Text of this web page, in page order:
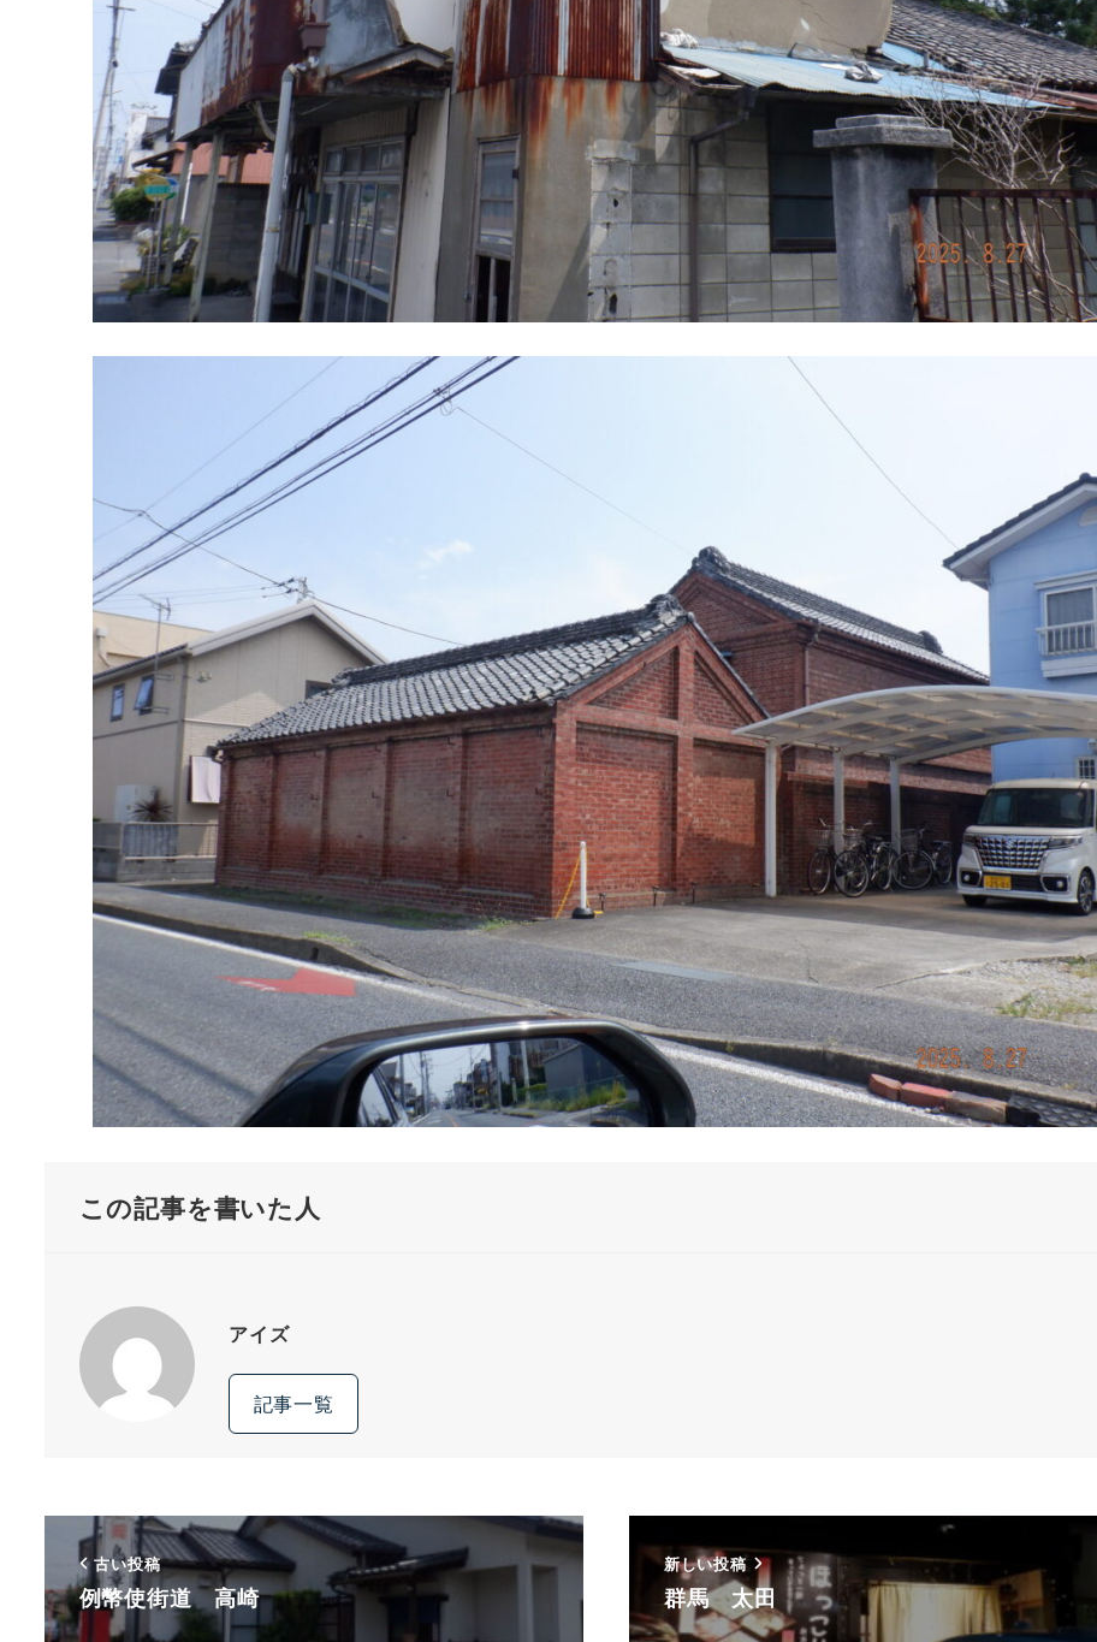
この記事を書いた人
アイズ
記事一覧
古い投稿
例幣使街道 高崎
新しい投稿
群馬 太田